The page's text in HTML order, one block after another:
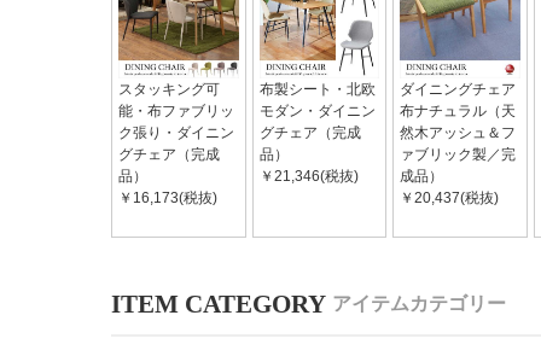
スタッキング可
能・布ファブリッ
ク張り・ダイニン
グチェア（完成
品）
￥16,173(税抜)
布製シート・北欧
モダン・ダイニン
グチェア（完成
品）
￥21,346(税抜)
ダイニングチェア
布ナチュラル（天
然木アッシュ＆フ
ァブリック製／完
成品）
￥20,437(税抜)
アイテムカテゴリー